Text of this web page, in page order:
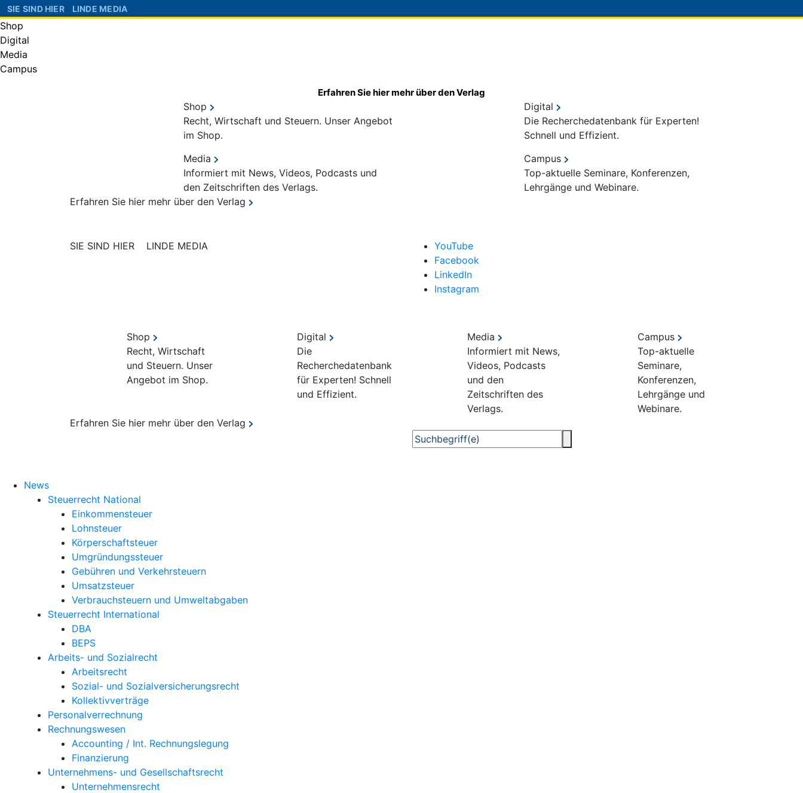
SIE SIND HIER LINDE MEDIA
Shop
Digital
Media
Campus
Erfahren Sie hier mehr über den Verlag
Shop
Recht, Wirtschaft und Steuern. Unser Angebot
im Shop.
Digital
Die Recherchedatenbank für Experten!
Schnell und Effizient.
Media
Informiert mit News, Videos, Podcasts und
den Zeitschriften des Verlags.
Campus
Top-aktuelle Seminare, Konferenzen,
Lehrgänge und Webinare.
Erfahren Sie hier mehr über den Verlag
SIE SIND HIER LINDE MEDIA
YouTube
Facebook
LinkedIn
Instagram
Shop
Recht, Wirtschaft
und Steuern. Unser
Angebot im Shop.
Digital
Die
Recherchedatenbank
für Experten! Schnell
und Effizient.
Media
Informiert mit News,
Videos, Podcasts
und den
Zeitschriften des
Verlags.
Campus
Top-aktuelle
Seminare,
Konferenzen,
Lehrgänge und
Webinare.
Erfahren Sie hier mehr über den Verlag
News
Steuerrecht National
Einkommensteuer
Lohnsteuer
Körperschaftsteuer
Umgründungssteuer
Gebühren und Verkehrsteuern
Umsatzsteuer
Verbrauchsteuern und Umweltabgaben
Steuerrecht International
DBA
BEPS
Arbeits- und Sozialrecht
Arbeitsrecht
Sozial- und Sozialversicherungsrecht
Kollektivverträge
Personalverrechnung
Rechnungswesen
Accounting / Int. Rechnungslegung
Finanzierung
Unternehmens- und Gesellschaftsrecht
Unternehmensrecht